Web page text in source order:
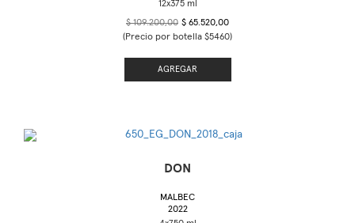
$ 109.200,00 $ 65.520,00
(Precio por botella $5460)
AGREGAR
DON
MALBEC
2022